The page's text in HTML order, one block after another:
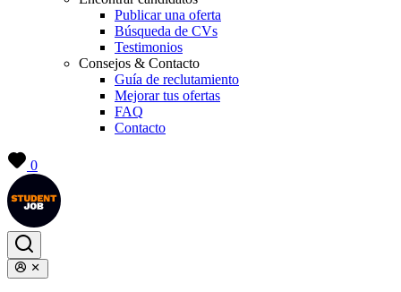
Publicar una oferta
Búsqueda de CVs
Testimonios
Consejos & Contacto
Guía de reclutamiento
Mejorar tus ofertas
FAQ
Contacto
0